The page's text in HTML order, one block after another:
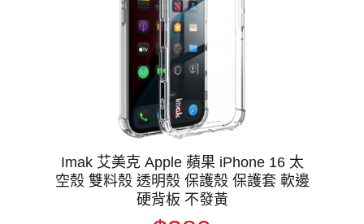
Imak 艾美克 Apple 蘋果 iPhone 16 太
空殼 雙料殼 透明殼 保護殼 保護套 軟邊
硬背板 不發黃